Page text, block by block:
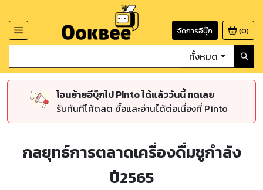
จัดการอีบุ๊ก (0)
ทั้งหมด
โอนย้ายอีบุ๊กไป Pinto ได้แล้ววันนี้ กดเลย
รับทันทีโค้ดลด ซื้อและอ่านได้ต่อเนื่องที่ Pinto
กลยุทธ์การตลาดเครื่องดื่มชูกำลัง
ปี2565